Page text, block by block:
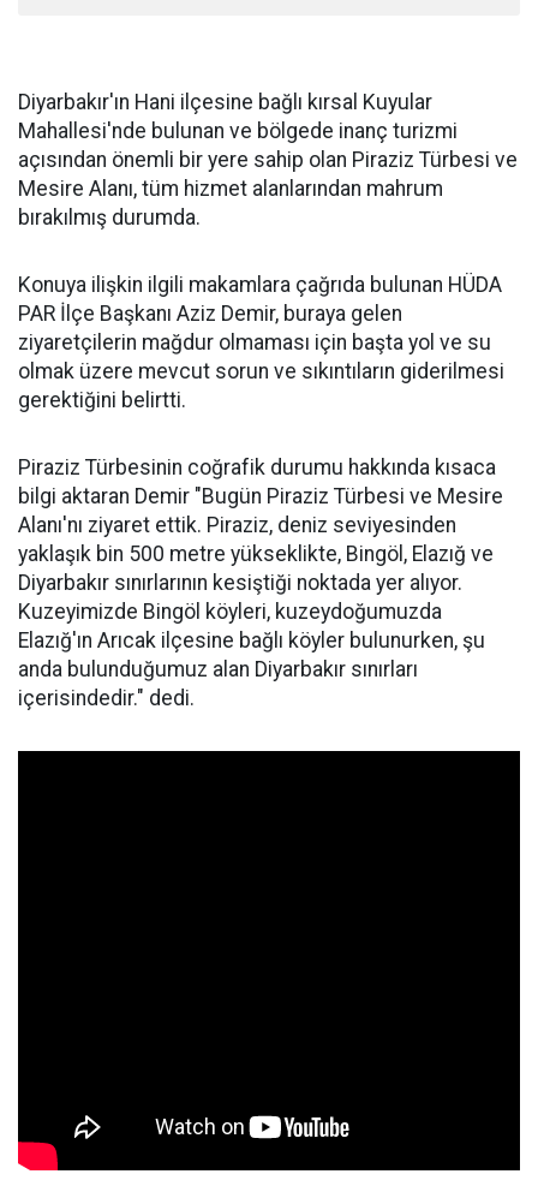
Diyarbakır'ın Hani ilçesine bağlı kırsal Kuyular
Mahallesi'nde bulunan ve bölgede inanç turizmi
açısından önemli bir yere sahip olan Piraziz Türbesi ve
Mesire Alanı, tüm hizmet alanlarından mahrum
bırakılmış durumda.
Konuya ilişkin ilgili makamlara çağrıda bulunan HÜDA
PAR İlçe Başkanı Aziz Demir, buraya gelen
ziyaretçilerin mağdur olmaması için başta yol ve su
olmak üzere mevcut sorun ve sıkıntıların giderilmesi
gerektiğini belirtti.
Piraziz Türbesinin coğrafik durumu hakkında kısaca
bilgi aktaran Demir "Bugün Piraziz Türbesi ve Mesire
Alanı'nı ziyaret ettik. Piraziz, deniz seviyesinden
yaklaşık bin 500 metre yükseklikte, Bingöl, Elazığ ve
Diyarbakır sınırlarının kesiştiği noktada yer alıyor.
Kuzeyimizde Bingöl köyleri, kuzeydoğumuzda
Elazığ'ın Arıcak ilçesine bağlı köyler bulunurken, şu
anda bulunduğumuz alan Diyarbakır sınırları
içerisindedir." dedi.